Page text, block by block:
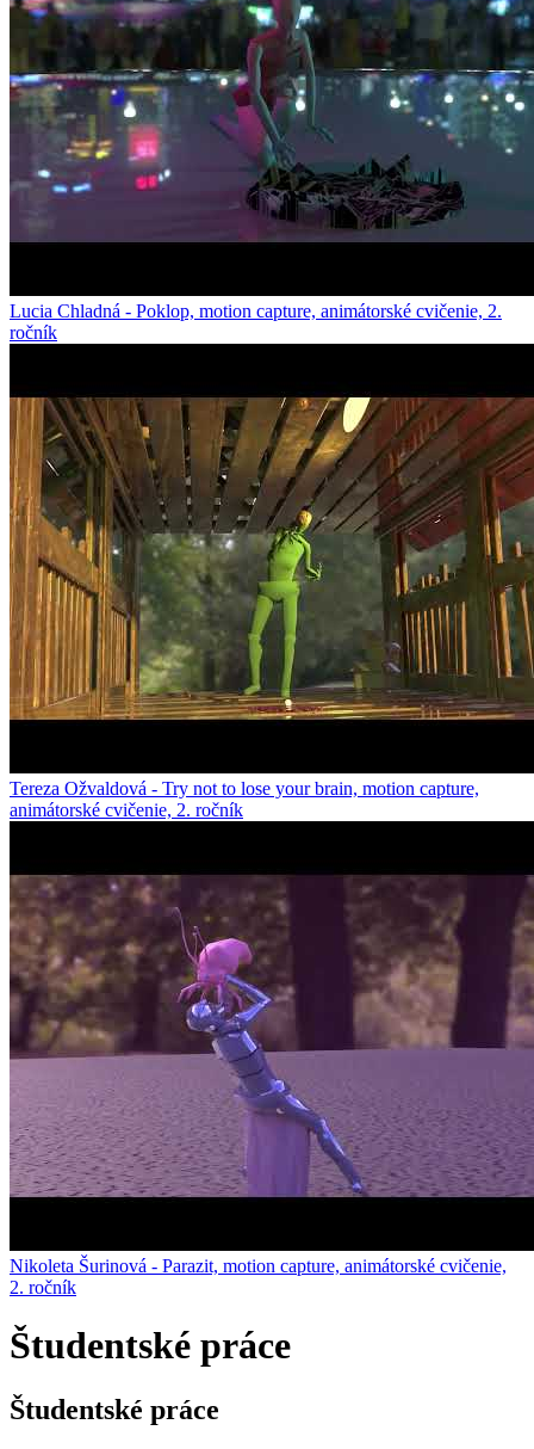
Lucia Chladná - Poklop, motion capture, animátorské cvičenie, 2.
ročník
Tereza Ožvaldová - Try not to lose your brain, motion capture,
animátorské cvičenie, 2. ročník
Nikoleta Šurinová - Parazit, motion capture, animátorské cvičenie,
2. ročník
Študentské práce
Študentské práce